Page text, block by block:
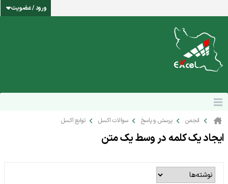
ورود / عضویت
انجمن پرسش و پاسخ سوالات اکسل توابع اکسل
ایجاد یک کلمه در وسط یک متن